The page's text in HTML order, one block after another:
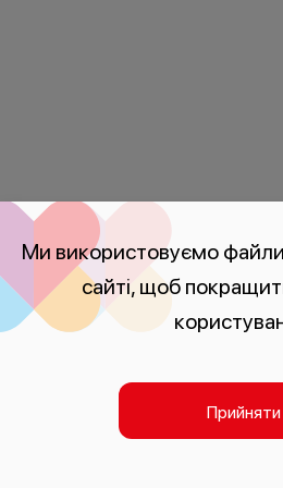
Ми використовуємо файли
сайті, щоб
Прийняти